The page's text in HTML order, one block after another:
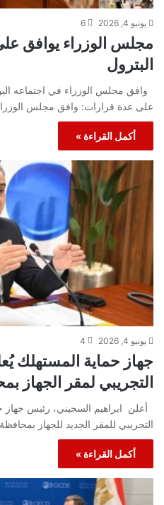
يونيو 4, 2026 6
البترول
وافق مجلس الوزراء في اجتماعه
على عدة قرارات: وافق مجلس
أكمل القراءة »
يونيو 4, 2026 4
جهاز حماية المستهلك
التجريبي لمقر الجهاز
أعلن ابراهيم السجيني، رئيس جهاز
التجريبي للمقر الجديد للجهاز
أكمل القراءة »